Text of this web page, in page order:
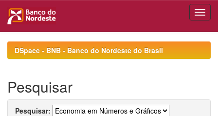
navigationDSpace - BNB - Banco do Nordeste do Brasil
Pesquisar
Pesquisar: